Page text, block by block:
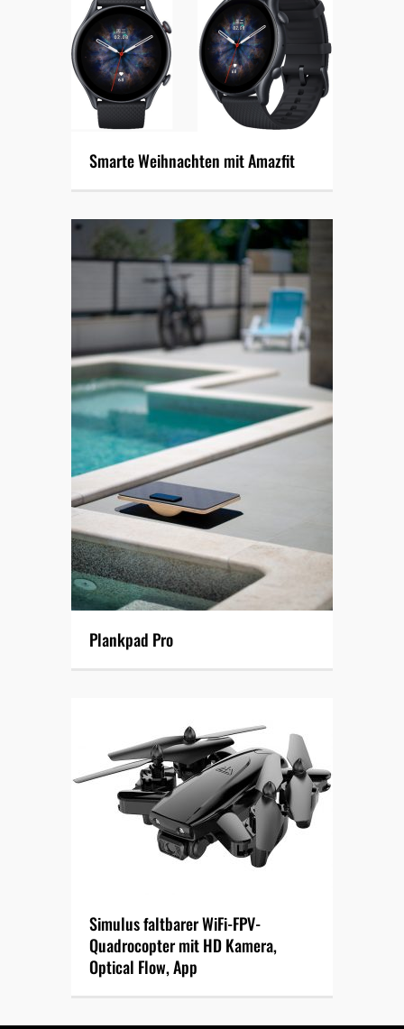
Smarte Weihnachten mit Amazfit
Plankpad Pro
Simulus faltbarer WiFi-FPV-
Quadrocopter mit HD Kamera,
Optical Flow, App